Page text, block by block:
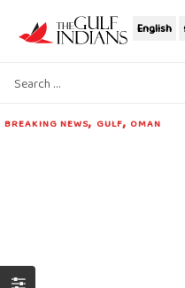
English
BREAKING NEWS, GULF,OMAN